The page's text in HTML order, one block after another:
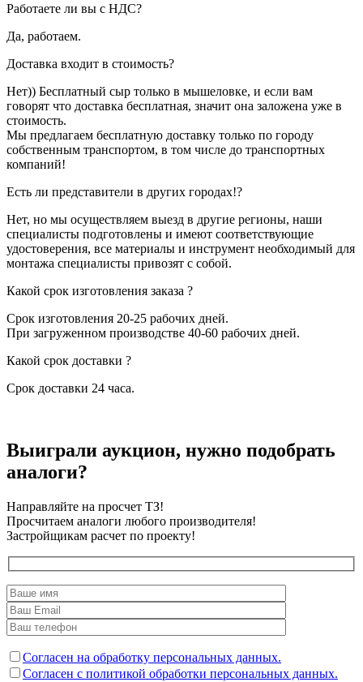
Работаете ли вы с НДС?
Да, работаем.
Доставка входит в стоимость?
Нет)) Бесплатный сыр только в мышеловке, и если вам
говорят что доставка бесплатная, значит она заложена уже в
стоимость.
Мы предлагаем бесплатную доставку только по городу
собственным транспортом, в том числе до транспортных
компаний!
Есть ли представители в других городах!?
Нет, но мы осуществляем выезд в другие регионы, наши
специалисты подготовлены и имеют соответствующие
удостоверения, все материалы и инструмент необходимый для
монтажа специалисты привозят с собой.
Какой срок изготовления заказа ?
Срок изготовления 20-25 рабочих дней.
При загруженном производстве 40-60 рабочих дней.
Какой срок доставки ?
Срок доставки 24 часа.
Выиграли аукцион, нужно подобрать
аналоги?
Направляйте на просчет ТЗ!
Просчитаем аналоги любого производителя!
Застройщикам расчет по проекту!
Согласен на обработку персональных данных.
Согласен с политикой обработки персональных данных.